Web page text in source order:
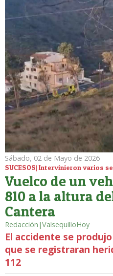
Sábado, 02 de Mayo de 2026
SUCESOS| Intervinieron varios
Vuelco de un
810 a la altura
Cantera
Redacción|ValsequilloHoy
El accidente se
que se registraran
112